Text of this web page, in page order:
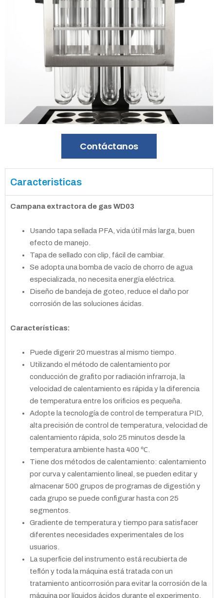
Contáctanos
Caracteristicas
Campana extractora de gas WD03
Usando tapa sellada PFA, vida útil más larga, buen
efecto de manejo.
Tapa de sellado con clip, fácil de cambiar.
Se adopta una bomba de vacío de chorro de agua
especializada, no necesita energía eléctrica.
Diseño de bandeja de goteo, reduce el daño por
corrosión de las soluciones ácidas.
Características:
Puede digerir 20 muestras al mismo tiempo.
Utilizando el método de calentamiento por
conducción de grafito por radiación infrarroja, la
velocidad de calentamiento es rápida y la diferencia
de temperatura entre los orificios es pequeña.
Adopte la tecnología de control de temperatura PID,
alta precisión de control de temperatura, velocidad de
calentamiento rápida, solo 25 minutos desde la
temperatura ambiente hasta 400 ℃.
Tiene dos métodos de calentamiento: calentamiento
por curva y calentamiento lineal, se pueden editar y
almacenar 500 grupos de programas de digestión y
cada grupo se puede configurar hasta con 25
segmentos.
Gradiente de temperatura y tiempo para satisfacer
diferentes necesidades experimentales de los
usuarios.
La superficie del instrumento está recubierta de
teflón y toda la máquina está tratada con un
tratamiento anticorrosión para evitar la corrosión de la
máquina por líquidos ácidos durante el experimento.